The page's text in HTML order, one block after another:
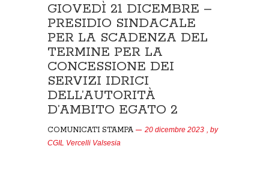
GIOVEDÌ 21 DICEMBRE –
PRESIDIO SINDACALE
PER LA SCADENZA DEL
TERMINE PER LA
CONCESSIONE DEI
SERVIZI IDRICI
DELL’AUTORITÀ
D’AMBITO EGATO 2
COMUNICATI STAMPA 20 dicembre 2023 , by
CGIL Vercelli Valsesia